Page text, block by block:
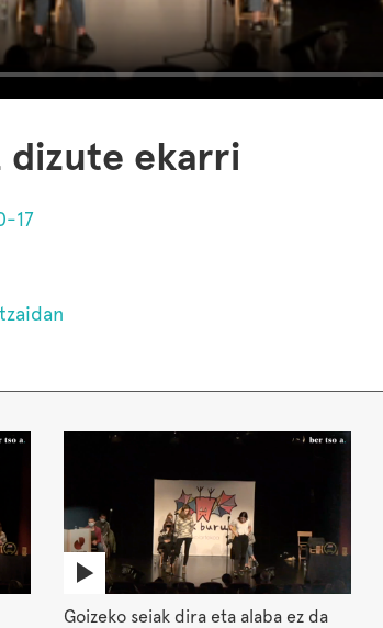
dizute ekarri
17
Goizeko seiak dira eta alaba ez da